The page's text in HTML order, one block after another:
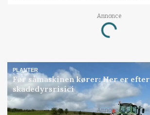
Annonce
Loading...
PLANTER
Før såmaskinen kører: Her er
skadedyrsrisici
Annonce